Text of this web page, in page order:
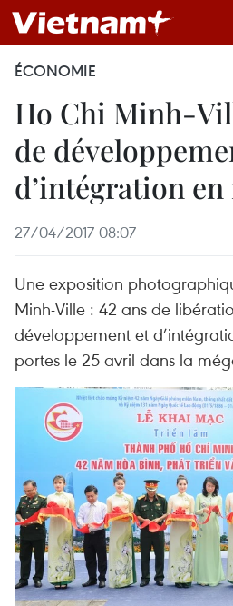
ÉCONOMIE
Ho Chi Minh-
de
d’intégration en
27/04/2017 08:07
Une exposition
Minh-Ville : 42 ans de
développement et
portes le 25 avril dans la